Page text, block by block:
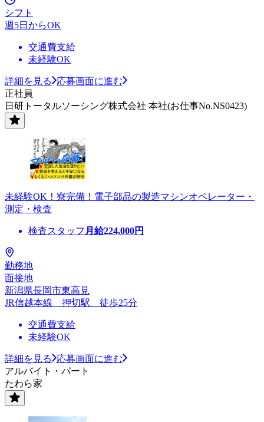
シフト
週5日からOK
交通費支給
未経験OK
詳細を見る
応募画面に進む
正社員
日研トータルソーシング株式会社 本社(お仕事No.NS0423)
未経験OK！寮完備！電子部品の製造マシンオペレーター・
測定・検査
検査スタッフ 月給224,000円
勤務地
面接地
新潟県長岡市東高見
JR信越本線 押切駅 徒歩25分
交通費支給
未経験OK
詳細を見る
応募画面に進む
アルバイト・パート
たわら家